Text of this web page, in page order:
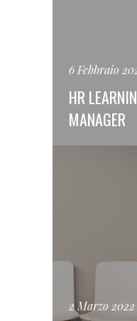
6 Febbraio
HR
MANAGER
2 Marzo 2022